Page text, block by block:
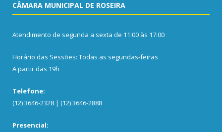
CÂMARA MUNICIPAL DE ROSEIRA
Atendimento de segunda a sexta de 11:00 às 17:00
Horário das Sessões: Todas as segundas-feiras
A partir das 19h
Telefone:
(12) 3646-2328 | (12) 3646-2888
Presencial: